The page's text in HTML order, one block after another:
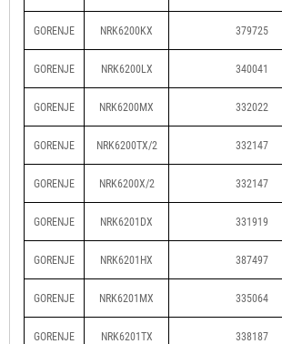
GORENJE NRK6200KX 379725
GORENJE NRK6200LX 340041
GORENJE NRK6200MX 332022
GORENJE NRK6200TX/2 332147
GORENJE NRK6200X/2 332147
GORENJE NRK6201DX 331919
GORENJE NRK6201HX 387497
GORENJE NRK6201MX 335064
GORENJE NRK6201TX 338187